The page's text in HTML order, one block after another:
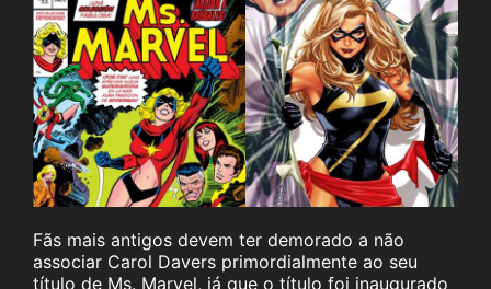
Fãs mais antigos devem ter demorado a não
associar Carol Davers primordialmente ao seu
título de Ms. Marvel, já que o título foi inaugurado